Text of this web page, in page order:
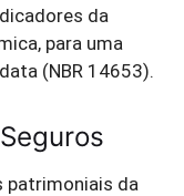
da
para uma
(NBR 14653).
patrimoniais da